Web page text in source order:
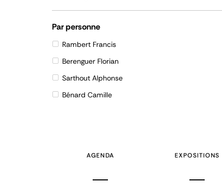
Par personne
Rambert Francis
Berenguer Florian
Sarthout Alphonse
Bénard Camille
AGENDA EXPOSITIONS